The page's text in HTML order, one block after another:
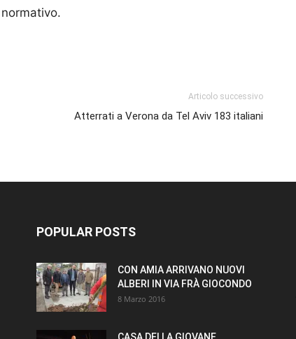
Articolo successivo
Atterrati a Verona da Tel Aviv 183 italiani
POPULAR POSTS
CON AMIA ARRIVANO NUOVI
ALBERI IN VIA FRÀ GIOCONDO
8 Marzo 2016